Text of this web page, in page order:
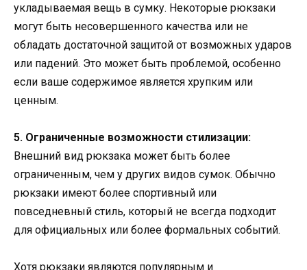
укладываемая вещь в сумку. Некоторые рюкзаки
могут быть несовершенного качества или не
обладать достаточной защитой от возможных ударов
или падений. Это может быть проблемой, особенно
если ваше содержимое является хрупким или
ценным.
5. Ограниченные возможности стилизации:
Внешний вид рюкзака может быть более
ограниченным, чем у других видов сумок. Обычно
рюкзаки имеют более спортивный или
повседневный стиль, который не всегда подходит
для официальных или более формальных событий.
Хотя рюкзаки являются популярным и